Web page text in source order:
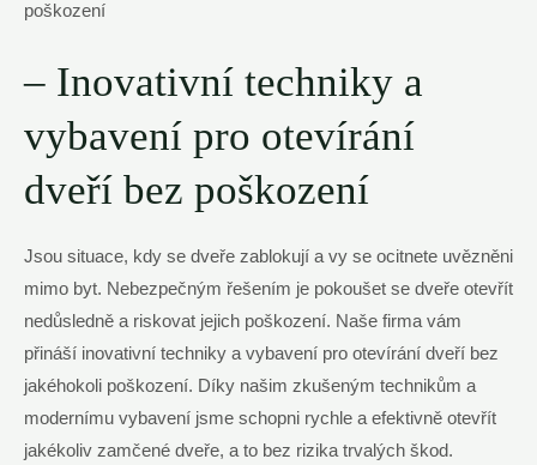
– Inovativní ⁢techniky a
vybavení pro otevírání
dveří bez poškození
Jsou situace, ​kdy se dveře zablokují a vy se ‍ocitnete uvězněni
⁤mimo byt. Nebezpečným⁣ řešením je pokoušet se‍ dveře otevřít
nedůsledně a riskovat jejich poškození. Naše firma vám
přináší⁤ inovativní techniky‍ a vybavení pro otevírání dveří bez
jakéhokoli‍ poškození. Díky našim⁢ zkušeným​ technikům a
modernímu⁢ vybavení jsme schopni‌ rychle a efektivně otevřít
‌jakékoliv zamčené dveře, a ​to bez ‍rizika trvalých škod.